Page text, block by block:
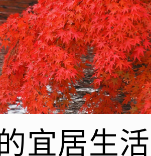
宜居生